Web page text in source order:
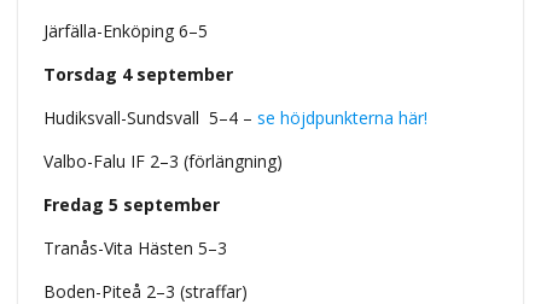
Järfälla-Enköping 6–5
Torsdag 4 september
Hudiksvall-Sundsvall 5–4 – se höjdpunkterna här!
Valbo-Falu IF 2–3 (förlängning)
Fredag 5 september
Tranås-Vita Hästen 5–3
Boden-Piteå 2–3 (straffar)